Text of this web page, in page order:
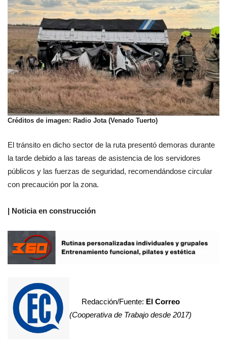
Créditos de imagen: Radio Jota (Venado Tuerto)
El tránsito en dicho sector de la ruta presentó demoras durante
la tarde debido a las tareas de asistencia de los servidores
públicos y las fuerzas de seguridad, recomendándose circular
con precaución por la zona.
| Noticia en construcción
Redacción/Fuente: El Correo
(Cooperativa de Trabajo desde 2017)